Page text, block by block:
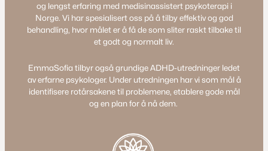
og lengst erfaring med medisinassistert psykoterapi i
Norge. Vi har spesialisert oss på å tilby effektiv og god
behandling, hvor målet er å få de som sliter raskt tilbake til
et godt og normalt liv.
EmmaSofia tilbyr også grundige ADHD-utredninger ledet
av erfarne psykologer. Under utredningen har vi som mål å
identifisere rotårsakene til problemene, etablere gode mål
og en plan for å nå dem.